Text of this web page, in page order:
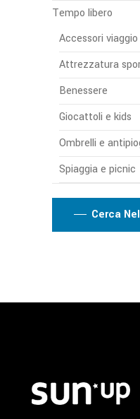
Tempo libero
Accessori viaggio
Attrezzatura
Benessere
Giocattoli e kids
Ombrelli e
Spiaggia e picnic
Cerca